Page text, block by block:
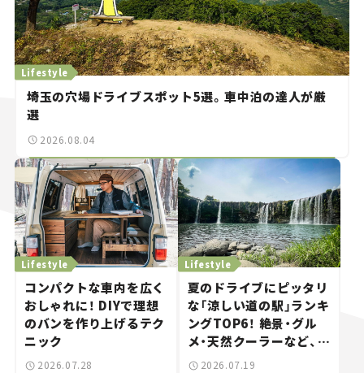
Lifestyle
埼玉の穴場ドライブスポット5選。車中泊の達人が厳
選
2026.08.04
Lifestyle
コンパクトな車内を広く
おしゃれに！ DIYで理想
のバンを作り上げるテク
ニック
2026.07.28
Lifestyle
夏のドライブにピッタリ
な「涼しい道の駅」ランキ
ングTOP6！ 絶景・グル
メ・天然クーラーなど、避
暑におすすめのスポット
2026.07.19